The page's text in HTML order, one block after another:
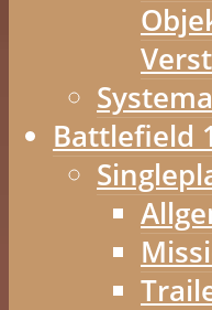
Battlefield 1